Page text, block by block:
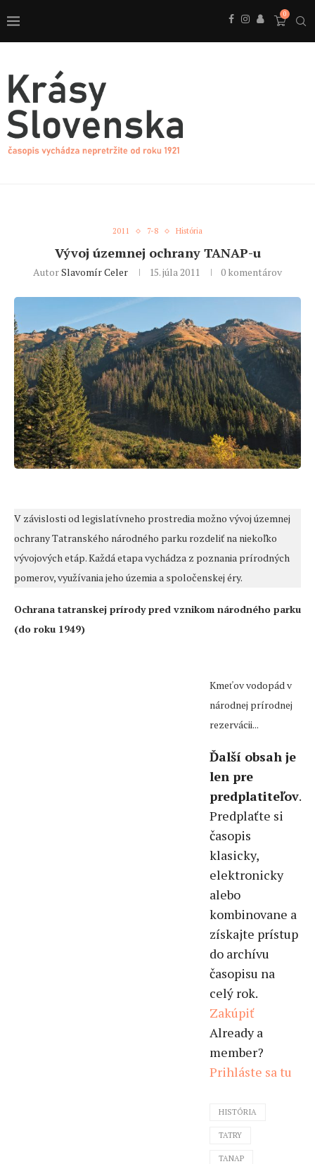
0
2011 7-8 História
Vývoj územnej ochrany TANAP-u
AutorSlavomír Celer 15. júla 2011 0 komentárov
V závislosti od legislatívneho prostredia možno vývoj územnej
ochrany Tatranského národného parku rozdeliť na niekoľko
vývojových etáp. Každá etapa vychádza z poznania prírodných
pomerov, využívania jeho územia a spoločenskej éry.
Ochrana tatranskej prírody pred vznikom národného parku
(do roku 1949)
Kmeťov vodopád v
národnej prírodnej
rezervácii...
Ďalší obsah je
len pre
predplatiteľov.
Predplaťte si
časopis
klasicky,
elektronicky
alebo
kombinovane a
získajte prístup
do archívu
časopisu na
celý rok.
Zakúpiť
Already a
member?
Prihláste sa tu
HISTÓRIA
TATRY
TANAP